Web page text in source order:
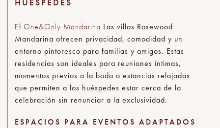
El One&Only Mandarina Las villas Rosewood
Mandarina ofrecen privacidad, comodidad y un
entorno pintoresco para familias y amigos. Estas
residencias son ideales para reuniones íntimas,
momentos previos a la boda o estancias relajadas
que permiten a los huéspedes estar cerca de la
celebración sin renunciar a la exclusividad.
ESPACIOS PARA EVENTOS ADAPTADOS